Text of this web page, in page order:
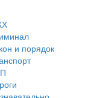
и порядок